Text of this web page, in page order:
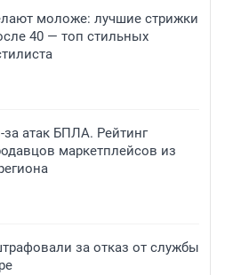
моложе: лучшие стрижки
40 — топ стильных
за атак БПЛА. Рейтинг
маркетплейсов из
за отказ от службы